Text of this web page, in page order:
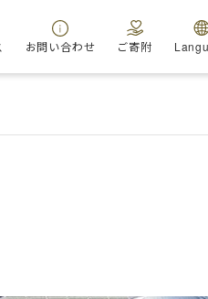
お問い合わせ ご寄附